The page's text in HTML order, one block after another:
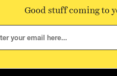
Good stuff coming to